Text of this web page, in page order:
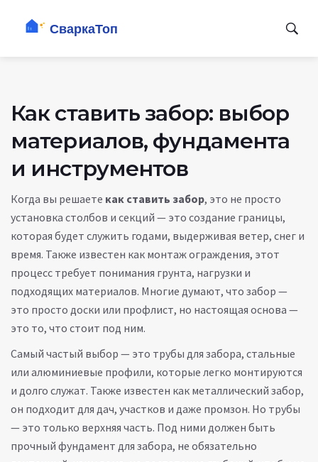
Как ставить забор: выбор
материалов, фундамента
и инструментов
Когда вы решаете как ставить забор, это не просто
установка столбов и секций — это создание границы,
которая будет служить годами, выдерживая ветер, снег и
время. Также известен как монтаж ограждения, этот
процесс требует понимания грунта, нагрузки и
подходящих материалов. Многие думают, что забор —
это просто доски или профлист, но настоящая основа —
это то, что стоит под ним.
Самый частый выбор — это трубы для забора, стальные
или алюминиевые профили, которые легко монтируются
и долго служат. Также известен как металлический забор,
он подходит для дач, участков и даже промзон. Но трубы
— это только верхняя часть. Под ними должен быть
прочный фундамент для забора, не обязательно